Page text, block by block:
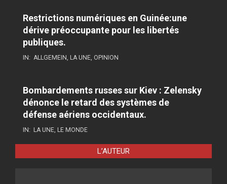
Restrictions numériques en Guinée:une
dérive préoccupante pour les libertés
publiques.
IN: ALLGEMEIN, LA UNE, OPINION
Bombardements russes sur Kiev : Zelensky
dénonce le retard des systèmes de
défense aériens occidentaux.
IN: LA UNE, LE MONDE
L’AUTEUR